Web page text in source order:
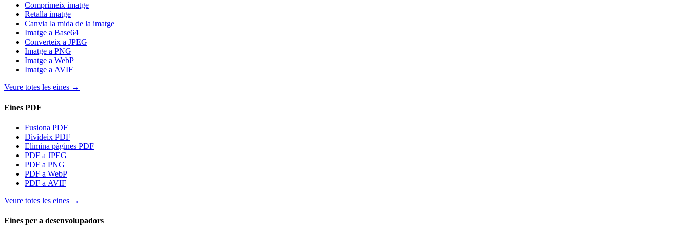
Comprimeix imatge
Retalla imatge
Canvia la mida de la imatge
Imatge a Base64
Converteix a JPEG
Imatge a PNG
Imatge a WebP
Imatge a AVIF
Veure totes les eines →
Eines PDF
Fusiona PDF
Divideix PDF
Elimina pàgines PDF
PDF a JPEG
PDF a PNG
PDF a WebP
PDF a AVIF
Veure totes les eines →
Eines per a desenvolupadors